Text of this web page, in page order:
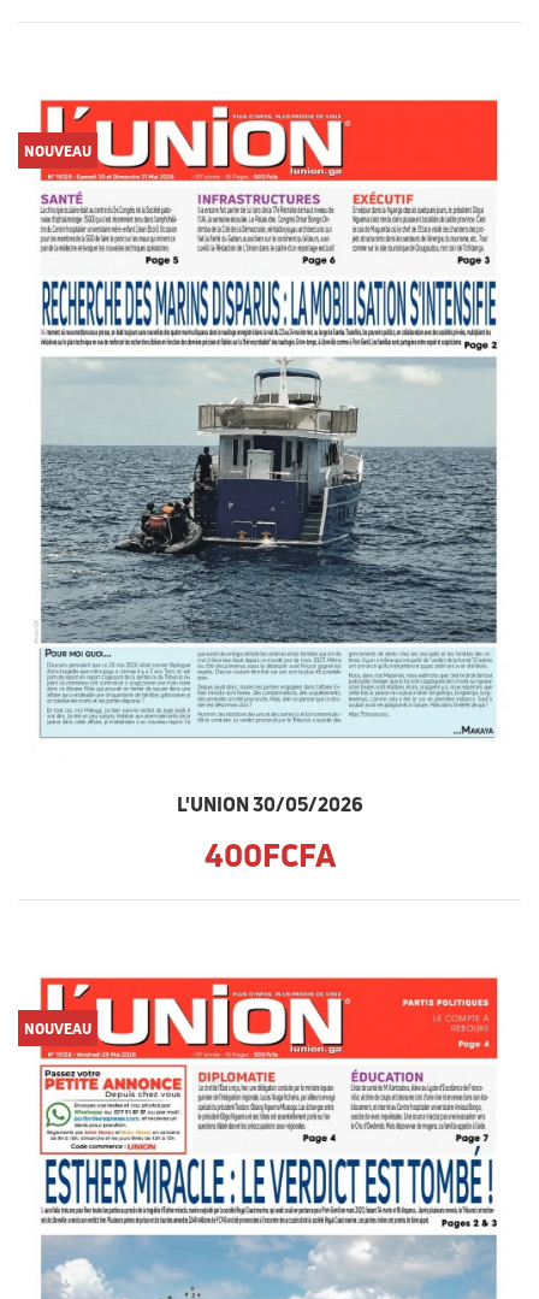
NOUVEAU
L'UNION 30/05/2026
400FCFA
NOUVEAU